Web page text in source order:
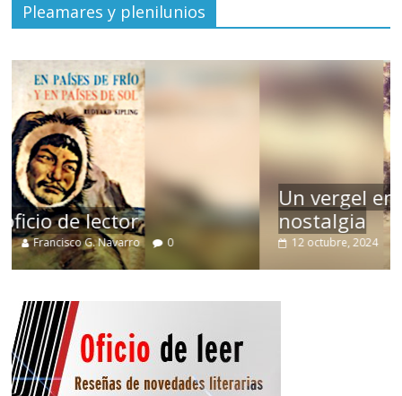
Pleamares y plenilunios
Un vergel en las nieblas de la
nostalgia
12 octubre, 2024 Francisco G. Navarro 0